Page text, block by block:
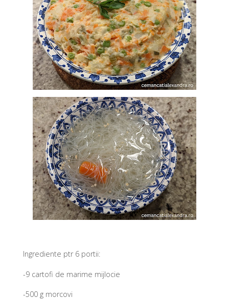
Ingrediente ptr 6 portii:
-9 cartofi de marime mijlocie
-500 g morcovi